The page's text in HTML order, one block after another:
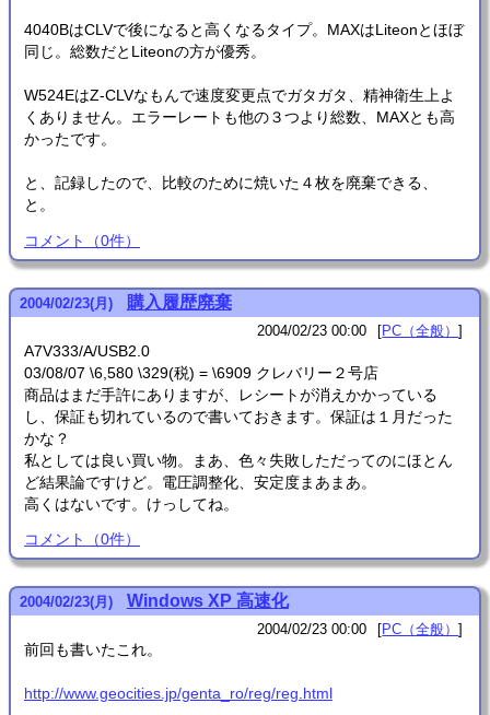
4040BはCLVで後になると高くなるタイプ。MAXはLiteonとほぼ
同じ。総数だとLiteonの方が優秀。
W524EはZ-CLVなもんで速度変更点でガタガタ、精神衛生上よ
くありません。エラーレートも他の３つより総数、MAXとも高
かったです。
と、記録したので、比較のために焼いた４枚を廃棄できる、
と。
コメント （0件）
2004/02/23(月) 購入履歴廃棄
2004/02/23 00:00 PC（全般）
A7V333/A/USB2.0
03/08/07 \6,580 \329(税) = \6909 クレバリー２号店
商品はまだ手許にありますが、レシートが消えかかっている
し、保証も切れているので書いておきます。保証は１月だった
かな？
私としては良い買い物。まあ、色々失敗しただってのにほとん
ど結果論ですけど。電圧調整化、安定度まあまあ。
高くはないです。けっしてね。
コメント （0件）
2004/02/23(月) Windows XP 高速化
2004/02/23 00:00 PC（全般）
前回も書いたこれ。
http://www.geocities.jp/genta_ro/reg/reg.html